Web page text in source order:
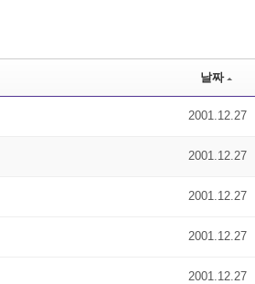
날짜
2001.12.27
2001.12.27
2001.12.27
2001.12.27
2001.12.27